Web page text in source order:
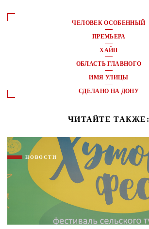
ЧЕЛОВЕК ОСОБЕННЫЙ
ПРЕМЬЕРА
ХАЙП
ОБЛАСТЬ ГЛАВНОГО
ИМЯ УЛИЦЫ
СДЕЛАНО НА ДОНУ
ЧИТАЙТЕ ТАКЖЕ:
НОВОСТИ